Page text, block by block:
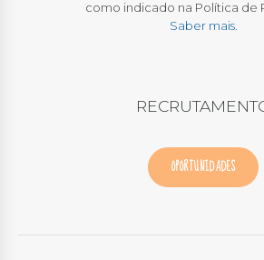
como indicado na Política de
Saber mais.
OPORTUNIDADES